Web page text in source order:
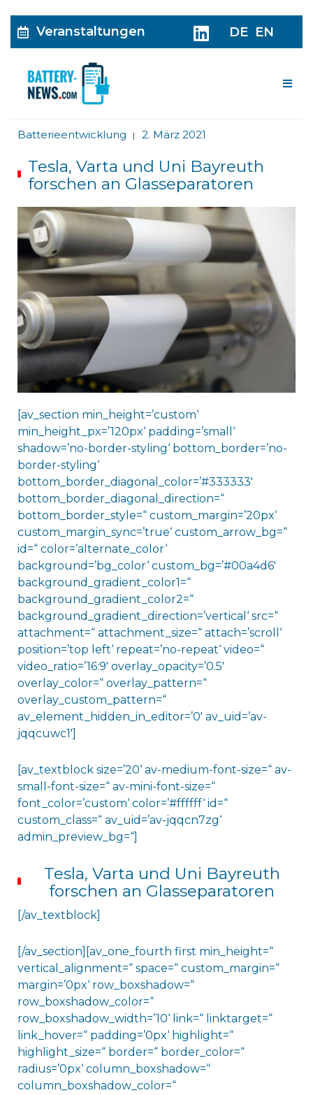
Veranstaltungen DE EN
Batterieentwicklung | 2. März 2021
Tesla, Varta und Uni Bayreuth
forschen an Glasseparatoren
[av_section min_height=’custom‘
min_height_px=’120px‘ padding=’small‘
shadow=’no-border-styling‘ bottom_border=’no-
border-styling‘
bottom_border_diagonal_color=’#333333′
bottom_border_diagonal_direction=“
bottom_border_style=“ custom_margin=’20px‘
custom_margin_sync=’true‘ custom_arrow_bg=“
id=“ color=’alternate_color‘
background=’bg_color‘ custom_bg=’#00a4d6′
background_gradient_color1=“
background_gradient_color2=“
background_gradient_direction=’vertical‘ src=“
attachment=“ attachment_size=“ attach=’scroll‘
position=’top left‘ repeat=’no-repeat‘ video=“
video_ratio=’16:9′ overlay_opacity=’0.5′
overlay_color=“ overlay_pattern=“
overlay_custom_pattern=“
av_element_hidden_in_editor=’0′ av_uid=’av-
jqqcuwc1′]
[av_textblock size=’20‘ av-medium-font-size=“ av-
small-font-size=“ av-mini-font-size=“
font_color=’custom‘ color=’#ffffff‘ id=“
custom_class=“ av_uid=’av-jqqcn7zg‘
admin_preview_bg=“]
Tesla, Varta und Uni Bayreuth
forschen an Glasseparatoren
[/av_textblock]
[/av_section][av_one_fourth first min_height=“
vertical_alignment=“ space=“ custom_margin=“
margin=’0px‘ row_boxshadow=“
row_boxshadow_color=“
row_boxshadow_width=’10‘ link=“ linktarget=“
link_hover=“ padding=’0px‘ highlight=“
highlight_size=“ border=“ border_color=“
radius=’0px‘ column_boxshadow=“
column_boxshadow_color=“